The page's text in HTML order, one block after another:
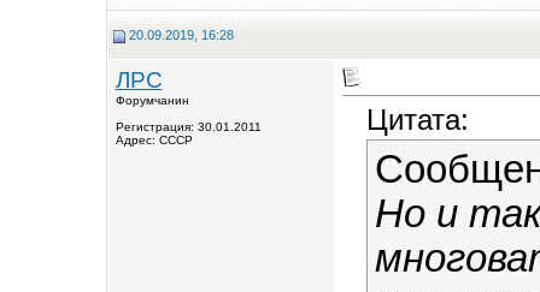
20.09.2019, 16:28
ЛРС
Форумчанин
Регистрация: 30.01.2011
Адрес: СССР
Цитата:
Но и